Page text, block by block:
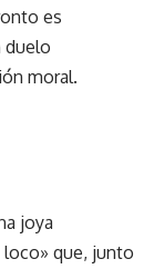
es
duelo
moral.
joya
que, junto